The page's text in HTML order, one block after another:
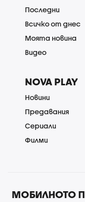
Последни
Всичко от днес
Моята новина
Видео
NOVA PLAY
Новини
Предавания
Сериали
Филми
МОБИЛНОТО